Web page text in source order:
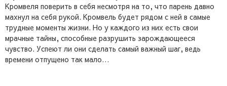
Кромвеля поверить в себя несмотря на то, что парень давно
махнул на себя рукой. Кромвель будет рядом с ней в самые
трудные моменты жизни. Но у каждого из них есть свои
мрачные тайны, способные разрушить зарождающееся
чувство. Успеют ли они сделать самый важный шаг, ведь
времени отпущено так мало…